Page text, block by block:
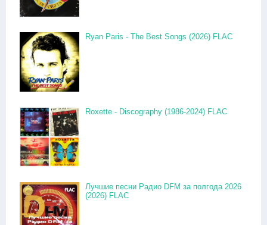
Ryan Paris - The Best Songs (2026) FLAC
Roxette - Discography (1986-2024) FLAC
Лучшие песни Радио DFM за полгода 2026
(2026) FLAC